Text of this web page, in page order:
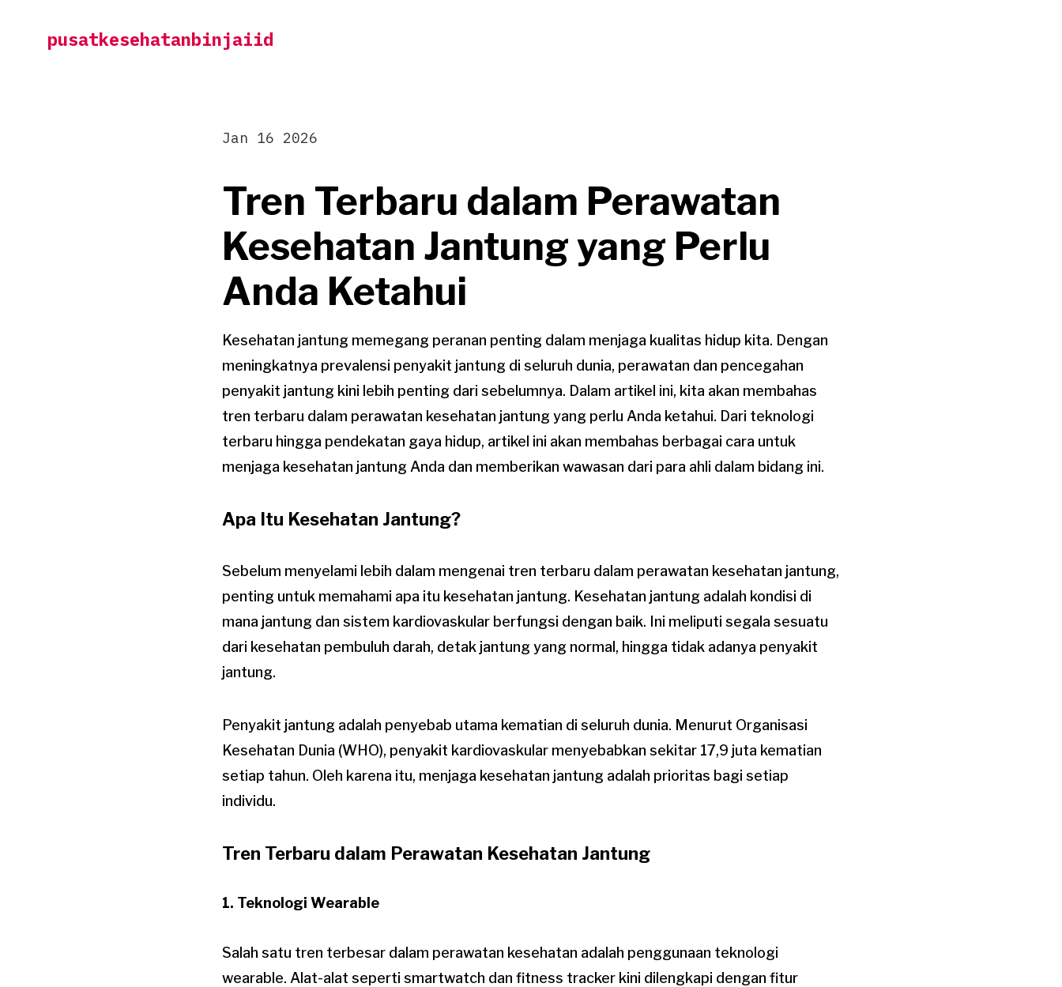
pusatkesehatanbinjaiid
Tren Terbaru dalam Perawatan
Kesehatan Jantung yang Perlu
Anda Ketahui
Jan 16 2026
Kesehatan jantung memegang peranan penting dalam menjaga kualitas hidup kita. Dengan
meningkatnya prevalensi penyakit jantung di seluruh dunia, perawatan dan pencegahan
penyakit jantung kini lebih penting dari sebelumnya. Dalam artikel ini, kita akan membahas
tren terbaru dalam perawatan kesehatan jantung yang perlu Anda ketahui. Dari teknologi
terbaru hingga pendekatan gaya hidup, artikel ini akan membahas berbagai cara untuk
menjaga kesehatan jantung Anda dan memberikan wawasan dari para ahli dalam bidang ini.
Apa Itu Kesehatan Jantung?
Sebelum menyelami lebih dalam mengenai tren terbaru dalam perawatan kesehatan jantung,
penting untuk memahami apa itu kesehatan jantung. Kesehatan jantung adalah kondisi di
mana jantung dan sistem kardiovaskular berfungsi dengan baik. Ini meliputi segala sesuatu
dari kesehatan pembuluh darah, detak jantung yang normal, hingga tidak adanya penyakit
jantung.
Penyakit jantung adalah penyebab utama kematian di seluruh dunia. Menurut Organisasi
Kesehatan Dunia (WHO), penyakit kardiovaskular menyebabkan sekitar 17,9 juta kematian
setiap tahun. Oleh karena itu, menjaga kesehatan jantung adalah prioritas bagi setiap
individu.
Tren Terbaru dalam Perawatan Kesehatan Jantung
1. Teknologi Wearable
Salah satu tren terbesar dalam perawatan kesehatan adalah penggunaan teknologi
wearable. Alat-alat seperti smartwatch dan fitness tracker kini dilengkapi dengan fitur